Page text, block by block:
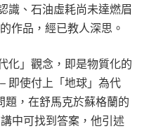
識、石油虛耗尚未達燃眉
作品，經已教人深思。
化」觀念，即是物質化的
即使付上「地球」為代
題，在舒馬克於蘇格蘭的
中可找到答案，他引述